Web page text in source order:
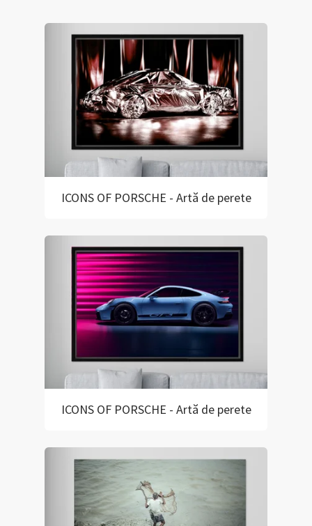
ICONS OF PORSCHE - Artă de perete
ICONS OF PORSCHE - Artă de perete